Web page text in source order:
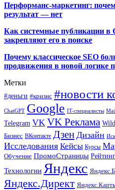
Перформанс-маркетинг:
результат — нет
Как системные публикации
закрепляют его в поиске
Почему классическое SEO
продвижения в новой логике
Метки
#деньги #кризис #новости
ChatGPT Google IT-специалисты
Telegram VK VK Реклама
Бизнес ВКонтакте Дзен Дизайн
Исследования Кейсы Курсы
Обучение ПромоСтраницы
Технологии Яндекс
Яндекс.Директ